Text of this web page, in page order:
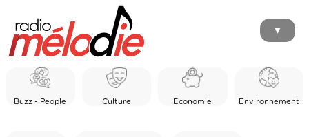
▼
Buzz - People Culture Economie Environnement